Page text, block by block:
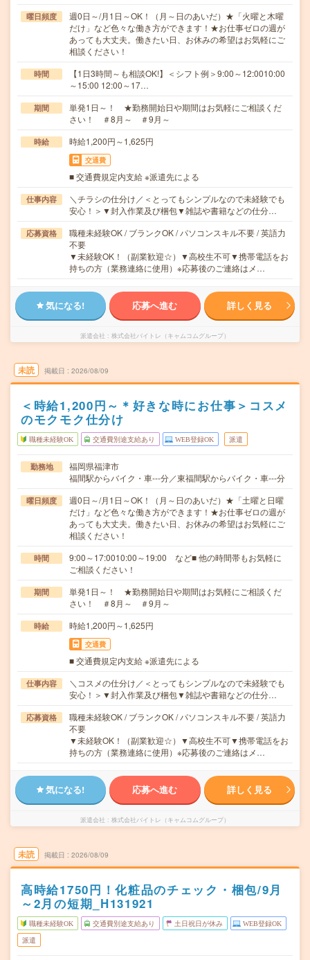
曜日頻度
週0日～/月1日～OK！（月～日のあいだ）★「火曜と木曜
だけ」など色々な働き方ができます！★お仕事ゼロの週が
あっても大丈夫。働きたい日、お休みの希望はお気軽にご
相談ください！
時間
【1日3時間～も相談OK!】＜シフト例＞9:00～12:0010:00
～15:00 12:00～17…
期間
単発1日～！ ★勤務開始日や期間はお気軽にご相談くだ
さい！ ＃8月～ ＃9月～
時給 時給1,200円～1,625円
交通費
■ 交通費規定内支給 ※派遣先による
仕事内容
＼チラシの仕分け／＜とってもシンプルなので未経験でも
安心！＞▼封入作業及び梱包▼雑誌や書籍などの仕分…
応募資格
職種未経験OK / ブランクOK / パソコンスキル不要 / 英語力
不要
▼未経験OK！（副業歓迎☆）▼高校生不可▼携帯電話をお
持ちの方（業務連絡に使用）※応募後のご連絡はメ…
気になる! 応募へ進む 詳しく見る
派遣会社 株式会社バイトレ（キャムコムグループ）
未読 掲載日 2026/08/09
＜時給1,200円～＊好きな時にお仕事＞コスメ
のモクモク仕分け
職種未経験OK 交通費別途支給あり WEB登録OK 派遣
勤務地
福岡県福津市
福間駅からバイク・車---分／東福間駅からバイク・車---分
曜日頻度
週0日～/月1日～OK！（月～日のあいだ）★「土曜と日曜
だけ」など色々な働き方ができます！★お仕事ゼロの週が
あっても大丈夫。働きたい日、お休みの希望はお気軽にご
相談ください！
時間
9:00～17:0010:00～19:00 など■ 他の時間帯もお気軽に
ご相談ください！
期間
単発1日～！ ★勤務開始日や期間はお気軽にご相談くだ
さい！ ＃8月～ ＃9月～
時給 時給1,200円～1,625円
交通費
■ 交通費規定内支給 ※派遣先による
仕事内容
＼コスメの仕分け／＜とってもシンプルなので未経験でも
安心！＞▼封入作業及び梱包▼雑誌や書籍などの仕分…
応募資格
職種未経験OK / ブランクOK / パソコンスキル不要 / 英語力
不要
▼未経験OK！（副業歓迎☆）▼高校生不可▼携帯電話をお
持ちの方（業務連絡に使用）※応募後のご連絡はメ…
気になる! 応募へ進む 詳しく見る
派遣会社 株式会社バイトレ（キャムコムグループ）
未読 掲載日 2026/08/09
高時給1750円！化粧品のチェック・梱包/9月
～2月の短期_H131921
職種未経験OK 交通費別途支給あり 土日祝日が休み WEB登録OK
派遣